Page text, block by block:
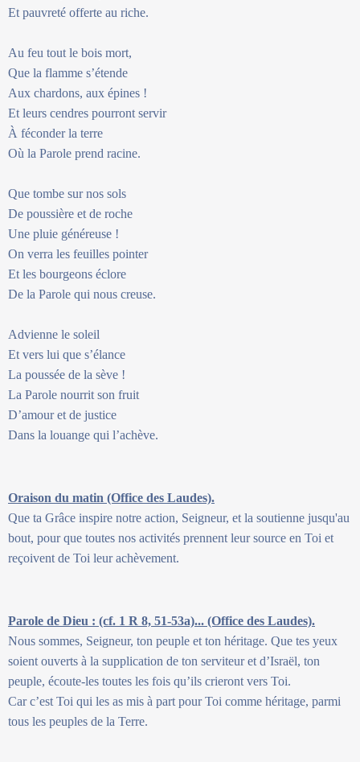
Et pauvreté offerte au riche.
Au feu tout le bois mort,
Que la flamme s’étende
Aux chardons, aux épines !
Et leurs cendres pourront servir
À féconder la terre
Où la Parole prend racine.
Que tombe sur nos sols
De poussière et de roche
Une pluie généreuse !
On verra les feuilles pointer
Et les bourgeons éclore
De la Parole qui nous creuse.
Advienne le soleil
Et vers lui que s’élance
La poussée de la sève !
La Parole nourrit son fruit
D’amour et de justice
Dans la louange qui l’achève.
Oraison du matin (Office des Laudes).
Que ta Grâce inspire notre action, Seigneur, et la soutienne jusqu'au
bout, pour que toutes nos activités prennent leur source en Toi et
reçoivent de Toi leur achèvement.
Parole de Dieu : (cf. 1 R 8, 51-53a)... (Office des Laudes).
Nous sommes, Seigneur, ton peuple et ton héritage. Que tes yeux
soient ouverts à la supplication de ton serviteur et d’Israël, ton
peuple, écoute-les toutes les fois qu’ils crieront vers Toi.
Car c’est Toi qui les as mis à part pour Toi comme héritage, parmi
tous les peuples de la Terre.